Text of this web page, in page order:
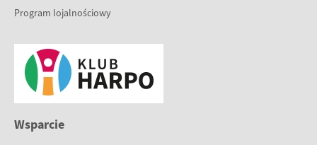
Program lojalnościowy
Wsparcie